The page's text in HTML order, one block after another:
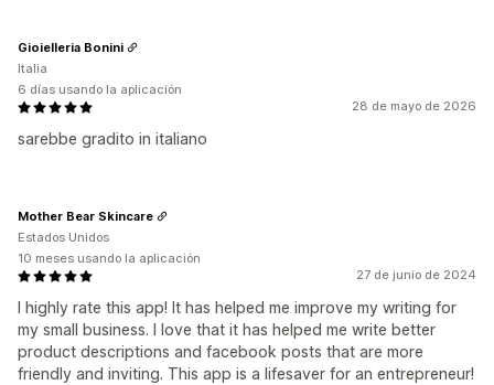
28 de mayo de 2026
sarebbe gradito in italiano
Gioielleria Bonini
Italia
6 días usando la aplicación
27 de junio de 2024
I highly rate this app! It has helped me improve my writing for
my small business. I love that it has helped me write better
product descriptions and facebook posts that are more
friendly and inviting. This app is a lifesaver for an entrepreneur!
Mother Bear Skincare
Estados Unidos
10 meses usando la aplicación